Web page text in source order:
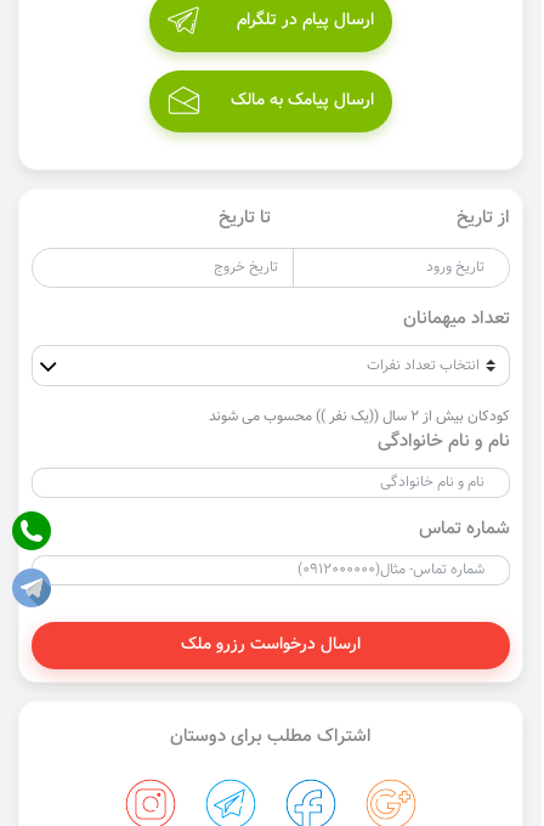
ارسال پیام در تلگرام
ارسال پیامک به مالک
از تاریخ تا تاریخ
تعداد میهمانان
کودکان بیش از 2 سال ((یک نفر )) محسوب می شوند
نام و نام خانوادگی
شماره تماس
ارسال درخواست رزرو ملک
اشتراک مطلب برای دوستان